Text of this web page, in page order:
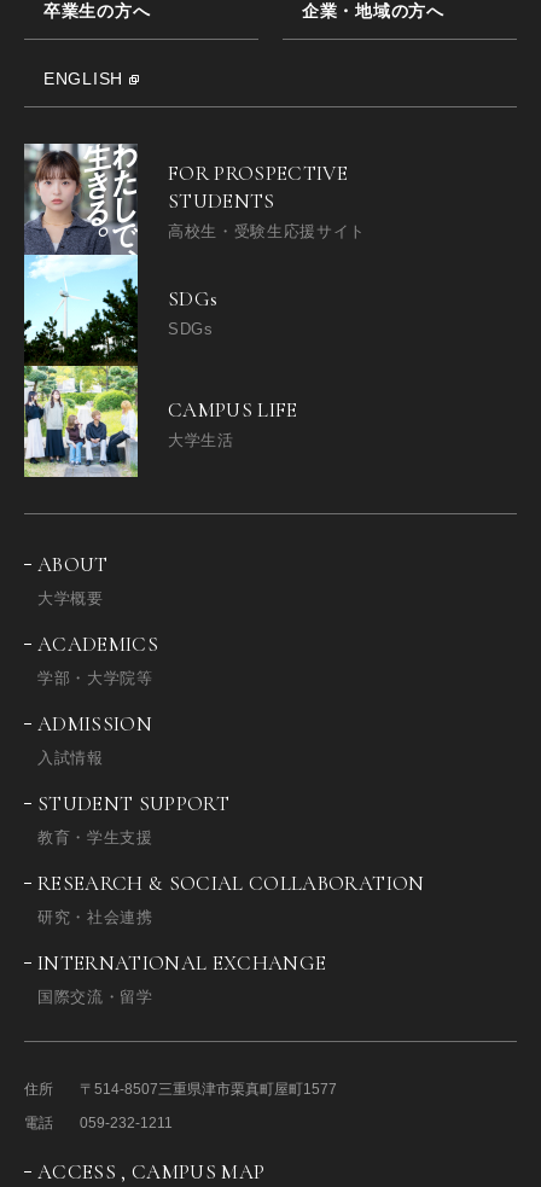
卒業生の方へ 企業・地域の方へ
ENGLISH
FOR PROSPECTIVE
STUDENTS
高校生・受験生応援サイト
SDGs
SDGs
CAMPUS LIFE
大学生活
ABOUT
大学概要
ACADEMICS
学部・大学院等
ADMISSION
入試情報
STUDENT SUPPORT
教育・学生支援
RESEARCH & SOCIAL COLLABORATION
研究・社会連携
INTERNATIONAL EXCHANGE
国際交流・留学
住所 〒514-8507三重県津市栗真町屋町1577
電話
059-232-1211
ACCESS , CAMPUS MAP